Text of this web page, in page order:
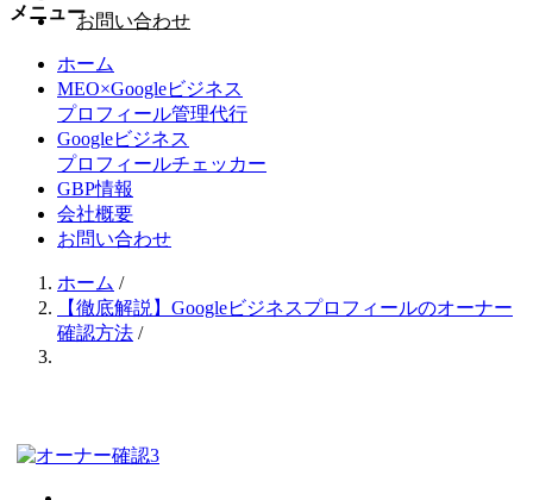
お問い合わせ
メニュー
ホーム
MEO×Googleビジネス
プロフィール管理代行
Googleビジネス
プロフィールチェッカー
GBP情報
会社概要
お問い合わせ
ホーム /
【徹底解説】Googleビジネスプロフィールのオーナー
確認方法 /